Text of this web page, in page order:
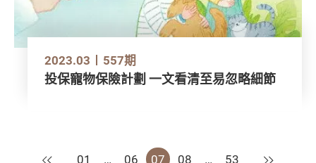
2023.03 557期
投保寵物保險計劃 一文看清至易忽略細節
上一頁
01 … 06 07 08 … 53 下一頁